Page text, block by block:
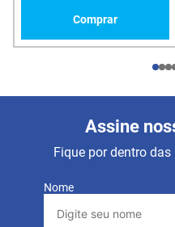
Comprar
Assine
Fique por dentro
Nome